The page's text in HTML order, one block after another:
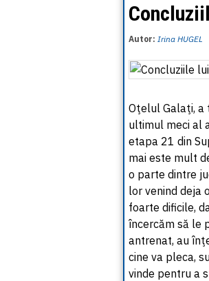
Autor: Irina HUGEL
Oţelul Galaţi, a
ultimul meci al
etapa 21 din
mai este mult
o parte dintre
lor venind deja
foarte dificile,
încercăm să le
antrenat, au
cine va pleca,
vinde pentru a